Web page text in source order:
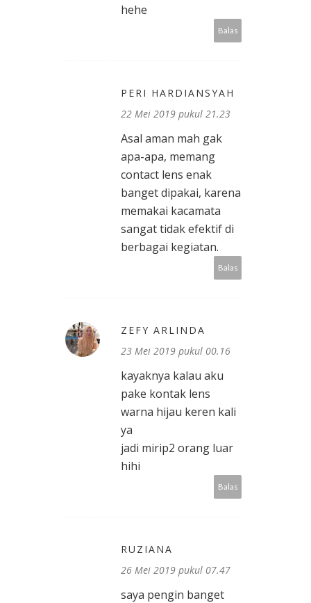
hehe
Balas
PERI HARDIANSYAH
22 Mei 2019 pukul 21.23
Asal aman mah gak
apa-apa, memang
contact lens enak
banget dipakai, karena
memakai kacamata
sangat tidak efektif di
berbagai kegiatan.
Balas
ZEFY ARLINDA
23 Mei 2019 pukul 00.16
kayaknya kalau aku
pake kontak lens
warna hijau keren kali
ya
jadi mirip2 orang luar
hihi
Balas
RUZIANA
26 Mei 2019 pukul 07.47
saya pengin banget